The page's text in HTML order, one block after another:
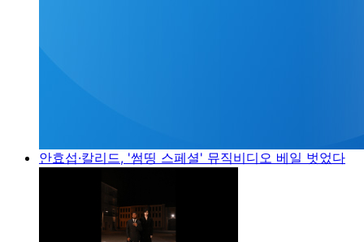
안효섭·칼리드, '썸띵 스페셜' 뮤직비디오 베일 벗었다